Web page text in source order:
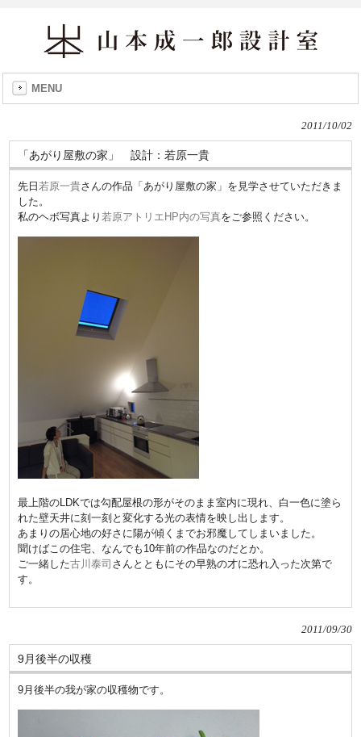
MENU
2011/10/02
「あがり屋敷の家」 設計：若原一貴
先日若原一貴さんの作品「あがり屋敷の家」を見学させていただきま
した。
私のヘボ写真より若原アトリエHP内の写真をご参照ください。
最上階のLDKでは勾配屋根の形がそのまま室内に現れ、白一色に塗ら
れた壁天井に刻一刻と変化する光の表情を映し出します。
あまりの居心地の好さに陽が傾くまでお邪魔してしまいました。
聞けばこの住宅、なんでも10年前の作品なのだとか。
ご一緒した古川泰司 さんとともにその早熟の才に恐れ入った次第で
す。
2011/09/30
9月後半の収穫
9月後半の我が家の収穫物です。